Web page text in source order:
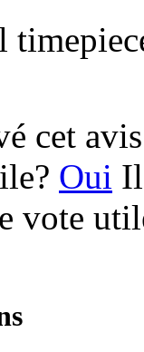
cet
Oui
vote